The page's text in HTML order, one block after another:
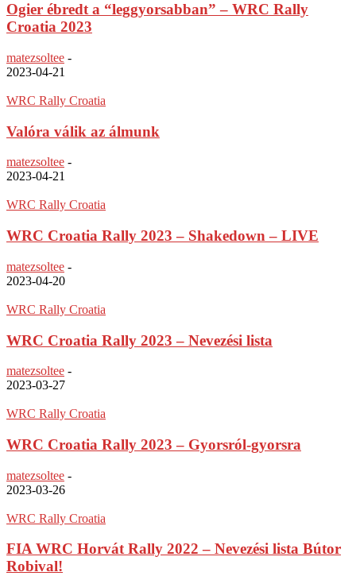
Ogier ébredt a “leggyorsabban” – WRC Rally
Croatia 2023
matezsoltee -
2023-04-21
WRC Rally Croatia
Valóra válik az álmunk
matezsoltee -
2023-04-21
WRC Rally Croatia
WRC Croatia Rally 2023 – Shakedown – LIVE
matezsoltee -
2023-04-20
WRC Rally Croatia
WRC Croatia Rally 2023 – Nevezési lista
matezsoltee -
2023-03-27
WRC Rally Croatia
WRC Croatia Rally 2023 – Gyorsról-gyorsra
matezsoltee -
2023-03-26
WRC Rally Croatia
FIA WRC Horvát Rally 2022 – Nevezési lista Bútor
Robival!